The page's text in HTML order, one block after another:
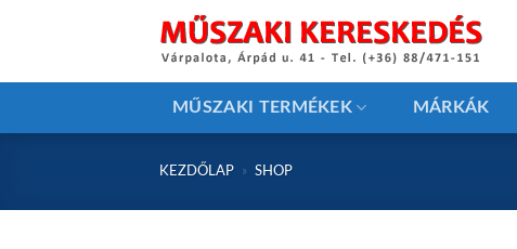
MŰSZAKI TERMÉKEK MÁRKÁK
KEZDŐLAP » SHOP